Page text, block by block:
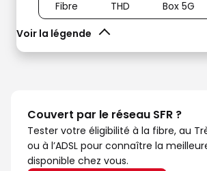
Voir la légende
Fibre THD Box 5G
Couvert par le réseau SFR ?
Tester votre éligibilité à la fibre, au
ou à l’ADSL pour connaître la
disponible chez vous.